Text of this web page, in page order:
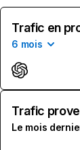
Trafic en
6 mois
Trafic
Le mois